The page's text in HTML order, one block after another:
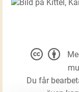
Du får